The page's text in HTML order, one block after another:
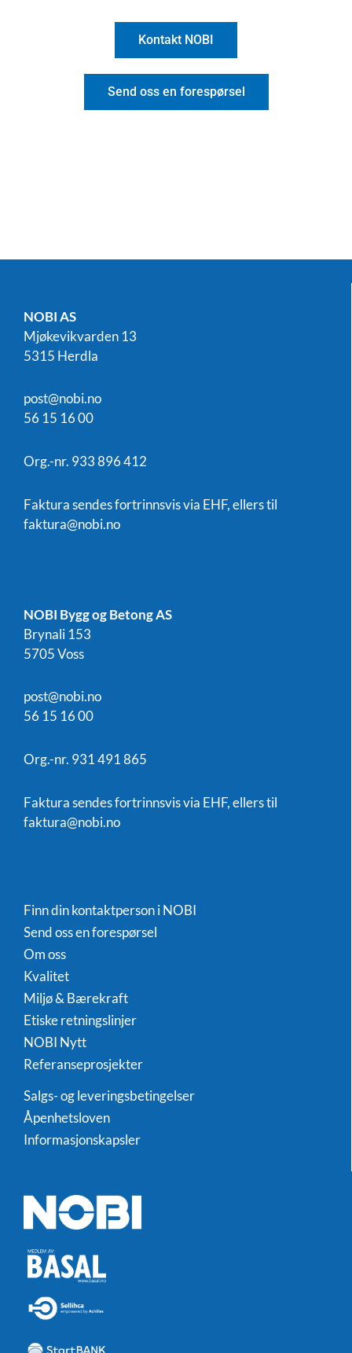
Kontakt NOBI
Send oss en forespørsel
NOBI AS
Mjøkevikvarden 13
5315 Herdla
post@nobi.no
56 15 16 00
Org.-nr. 933 896 412
Faktura sendes fortrinnsvis via EHF, ellers til
faktura@nobi.no
NOBI Bygg og Betong AS
Brynali 153
5705 Voss
post@nobi.no
56 15 16 00
Org.-nr. 931 491 865
Faktura sendes fortrinnsvis via EHF, ellers til
faktura@nobi.no
Finn din kontaktperson i NOBI
Send oss en forespørsel
Om oss
Kvalitet
Miljø & Bærekraft
Etiske retningslinjer
NOBI Nytt
Referanseprosjekter
Salgs- og leveringsbetingelser
Åpenhetsloven
Informasjonskapsler